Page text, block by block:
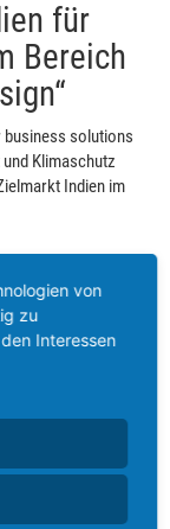
für
Bereich
business solutions
Klimaschutz
Indien im
zur
informieren daher
allgemeine und
und
für Wirtschaft und
solutions
Handelskammer
von
zu
Interessen